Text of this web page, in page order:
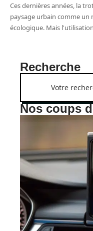
Ces dernières années, la
paysage urbain comme
écologique. Mais
Recherche
Nos coups